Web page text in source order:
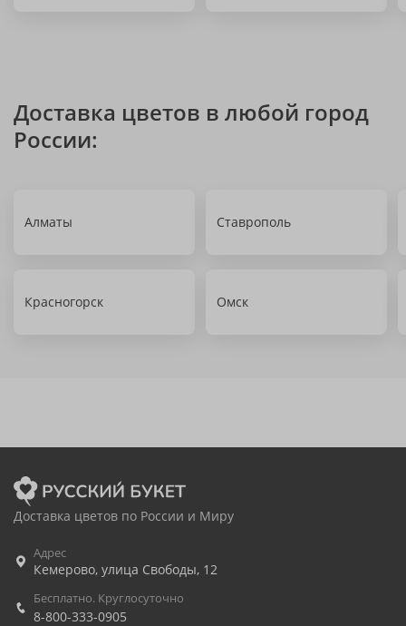
Доставка цветов в любой город
России:
Алматы Ставрополь
Красногорск Омск
Доставка цветов по России и Миру
Адрес
Кемерово, улица Свободы, 12
Бесплатно. Круглосуточно
8-800-333-0905